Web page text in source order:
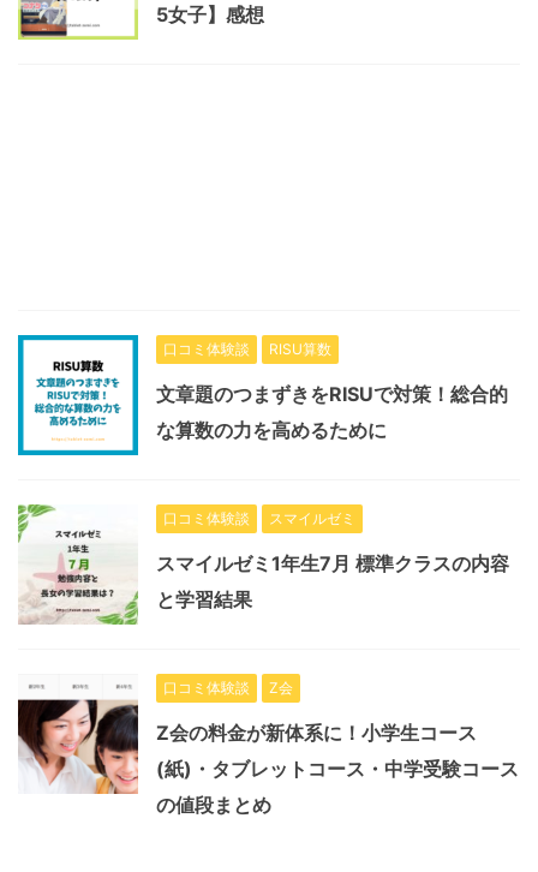
5女子】感想
口コミ体験談 RISU算数
文章題のつまずきをRISUで対策！総合的
な算数の力を高めるために
口コミ体験談 スマイルゼミ
スマイルゼミ1年生7月 標準クラスの内容
と学習結果
口コミ体験談 Z会
Z会の料金が新体系に！小学生コース
(紙)・タブレットコース・中学受験コース
の値段まとめ